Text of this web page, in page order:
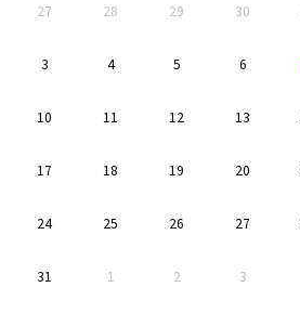
27 28 29 30
3 4 5 6
10 11 12 13
17 18 19 20
24 25 26 27
31 1 2 3